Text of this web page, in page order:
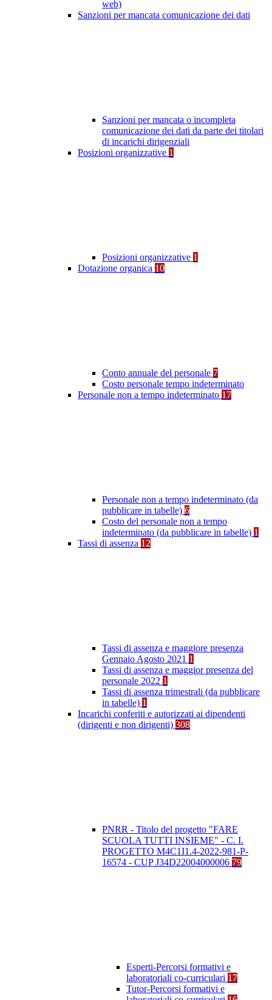
web)
Sanzioni per mancata comunicazione dei dati
Sanzioni per mancata o incompleta
comunicazione dei dati da parte dei titolari
di incarichi dirigenziali
Posizioni organizzative 1
Posizioni organizzative 1
Dotazione organica 10
Conto annuale del personale 7
Costo personale tempo indeterminato
Personale non a tempo indeterminato 17
Personale non a tempo indeterminato (da
pubblicare in tabelle) 6
Costo del personale non a tempo
indeterminato (da pubblicare in tabelle) 1
Tassi di assenza 12
Tassi di assenza e maggiore presenza
Gennaio Agosto 2021 1
Tassi di assenza e maggior presenza del
personale 2022 1
Tassi di assenza trimestrali (da pubblicare
in tabelle) 1
Incarichi conferiti e autorizzati ai dipendenti
(dirigenti e non dirigenti) 308
PNRR - Titolo del progetto "FARE
SCUOLA TUTTI INSIEME" - C. I.
PROGETTO M4C1I1.4-2022-981-P-
16574 - CUP J34D22004000006 79
Esperti-Percorsi formativi e
laboratoriali co-curriculari 17
Tutor-Percorsi formativi e